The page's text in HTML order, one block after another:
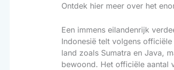
Ontdek hier meer over het
Een immens eilandenrijk
Indonesië telt volgens
land zoals Sumatra en Java,
bewoond. Het officiële aantal